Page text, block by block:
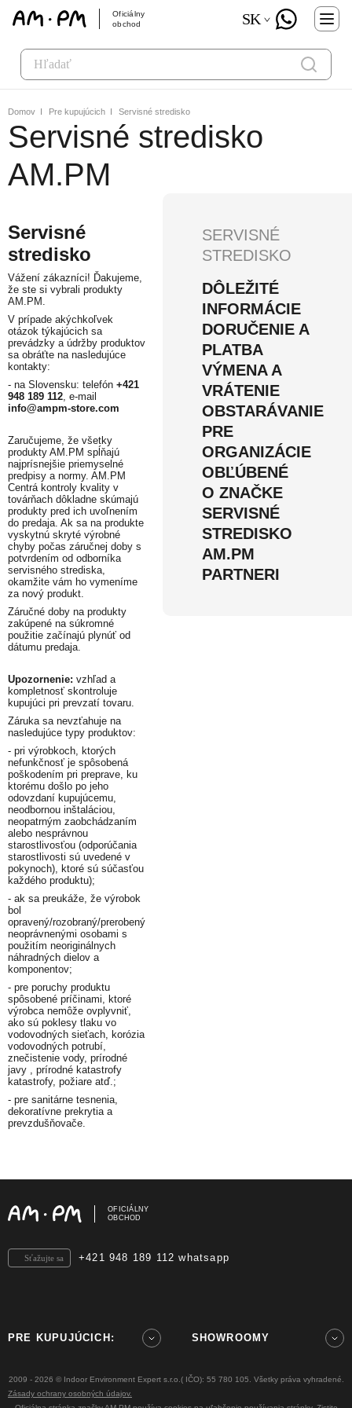
Oficiálny
obchod
SK
Domov Pre kupujúcich Servisné stredisko
Servisné stredisko
AM.PM
SERVISNÉ
STREDISKO
DÔLEŽITÉ
INFORMÁCIE
DORUČENIE A
PLATBA
VÝMENA A
VRÁTENIE
OBSTARÁVANIE
PRE
ORGANIZÁCIE
OBĽÚBENÉ
O ZNAČKE
SERVISNÉ
STREDISKO
AM.PM
PARTNERI
Servisné
stredisko
Vážení zákazníci! Ďakujeme,
že ste si vybrali produkty
AM.PM.
V prípade akýchkoľvek
otázok týkajúcich sa
prevádzky a údržby produktov
sa obráťte na nasledujúce
kontakty:
- na Slovensku: telefón +421
948 189 112, e-mail
info@ampm-store.com
Zaručujeme, že všetky
produkty AM.PM spĺňajú
najprísnejšie priemyselné
predpisy a normy. AM.PM
Centrá kontroly kvality v
továrňach dôkladne skúmajú
produkty pred ich uvoľnením
do predaja. Ak sa na produkte
vyskytnú skryté výrobné
chyby počas záručnej doby s
potvrdením od odborníka
servisného strediska,
okamžite vám ho vymeníme
za nový produkt.
Záručné doby na produkty
zakúpené na súkromné ​​
použitie začínajú plynúť od
dátumu predaja.
Upozornenie: vzhľad a
kompletnosť skontroluje
kupujúci pri prevzatí tovaru.
Záruka sa nevzťahuje na
nasledujúce typy produktov:
- pri výrobkoch, ktorých
nefunkčnosť je spôsobená
poškodením pri preprave, ku
ktorému došlo po jeho
odovzdaní kupujúcemu,
neodbornou inštaláciou,
neopatrným zaobchádzaním
alebo nesprávnou
starostlivosťou (odporúčania
starostlivosti sú uvedené v
pokynoch), ktoré sú súčasťou
každého produktu);
- ak sa preukáže, že výrobok
bol
opravený/rozobraný/prerobený
neoprávnenými osobami s
použitím neoriginálnych
náhradných dielov a
komponentov;
- pre poruchy produktu
spôsobené príčinami, ktoré
výrobca nemôže ovplyvniť,
ako sú poklesy tlaku vo
vodovodných sieťach, korózia
vodovodných potrubí,
znečistenie vody, prírodné
javy , prírodné katastrofy
katastrofy, požiare atď.;
- pre sanitárne tesnenia,
dekoratívne prekrytia a
prevzdušňovače.
OFICIÁLNY
OBCHOD
+421 948 189 112 whatsapp
Sťažujte sa
PRE KUPUJÚCICH: SHOWROOMY
2009 - 2026 © Indoor Environment Expert s.r.o.( IČO): 55 780 105. Všetky práva vyhradené.
Zásady ochrany osobných údajov.